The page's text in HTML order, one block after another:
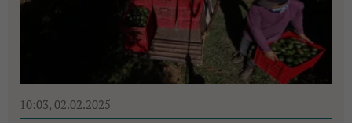
10:03, 02.02.2025